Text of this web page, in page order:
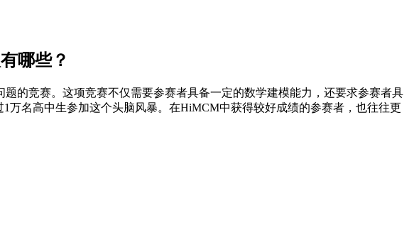
哪些？
题的竞赛。这项竞赛不仅需要参赛者具备一定的数学建模能力，还要求参赛者具
名高中生参加这个头脑风暴。在HiMCM中获得较好成绩的参赛者，也往往更